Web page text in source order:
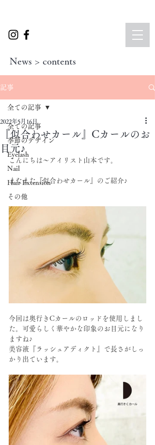
News > contents
記事
全ての記事
季節のデザイン
Eyelash
Nail
Hair Extension
その他
全ての記事
『似合わせカール』Cカールのお
目元♪
2022年5月16日
こんにちは～アイリスト山本です。
またまた『似合わせカール』のご紹介♪
今回は奥行きCカールのロッドを使用しまし
た。可愛らしく華やかな印象のお目元になり
ますね♪
美容液『ラッシュアディクト』で長さがしっ
かり出ています。